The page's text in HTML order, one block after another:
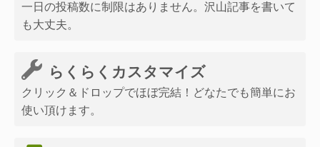
一日の投稿数に制限はありません。沢山記事を書いて
も大丈夫。
らくらくカスタマイズ
クリック＆ドロップでほぼ完結！どなたでも簡単にお
使い頂けます。